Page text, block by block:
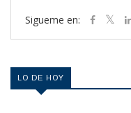
Sigueme en:
LO DE HOY